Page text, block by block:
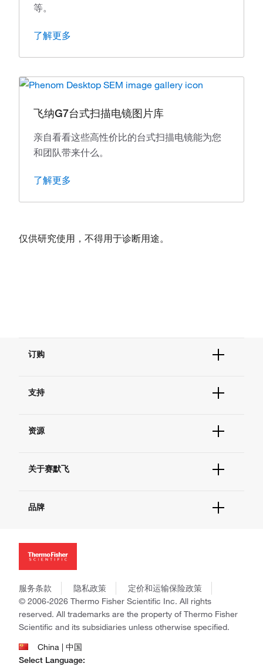
等。
了解更多
飞纳G7台式扫描电镜图片库
亲自看看这些高性价比的台式扫描电镜能为您
和团队带来什么。
了解更多
仅供研究使用，不得用于诊断用途。
订购
订单状态查询
订单支持
现货供应中心
支持
联系我们 - 400 820 8982
查找文件&证书
资源
学习中心
促销
社交媒体
关于赛默飞
招聘
新闻
社会责任
商标
政策和通知
品牌
Applied Biosystems
Ion Torrent
Unity Lab Services
Patheon
服务条款 隐私政策
定价和运输保险政策
© 2006-2026 Thermo Fisher Scientific Inc. All rights
reserved. All trademarks are the property of Thermo Fisher
Scientific and its subsidiaries unless otherwise specified.
China | 中国
Select Language: